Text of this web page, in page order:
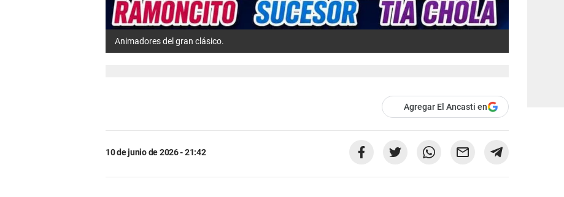
Animadores del gran clásico.
Agregar El Ancasti en
10 de junio de 2026 - 21:42